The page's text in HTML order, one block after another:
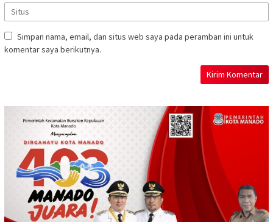
Simpan nama, email, dan situs web saya pada peramban ini untuk
komentar saya berikutnya.